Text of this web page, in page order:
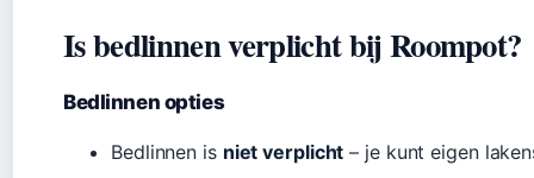
Is bedlinnen verplicht bij Roompot?
Bedlinnen opties
Bedlinnen is niet verplicht – je kunt eigen